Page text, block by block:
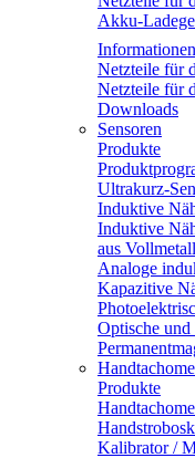
Akku-
Informationen
Netzteile für
Netzteile für
Downloads
Sensoren
Produkte
Ultrakurz-
Induktive
Induktive
aus Vollmetall
Analoge
Kapazitive
Optische und
Produkte
Kalibrator /